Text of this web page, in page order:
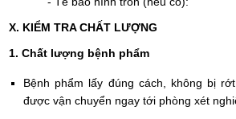
X. KIỂM TRA CHẤT LƯỢNG
1. Chất lượng bệnh phẩm
Bệnh phẩm lấy đúng cách, không bị
được vận chuyển ngay tới phòng xét